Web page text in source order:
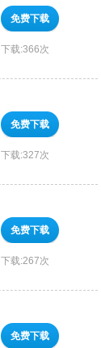
免费下载
下载:366次
免费下载
下载:327次
免费下载
下载:267次
免费下载